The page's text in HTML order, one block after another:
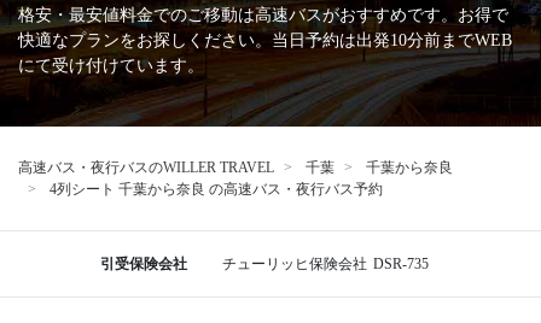
格安・最安値料金でのご移動は高速バスがおすすめです。お得で
快適なプランをお探しください。当日予約は出発10分前までWEB
にて受け付けています。
高速バス・夜行バスのWILLER TRAVEL 千葉
千葉から奈良
4列シート 千葉から奈良 の高速バス・夜行バス予約
引受保険会社 チューリッヒ保険会社 DSR-735